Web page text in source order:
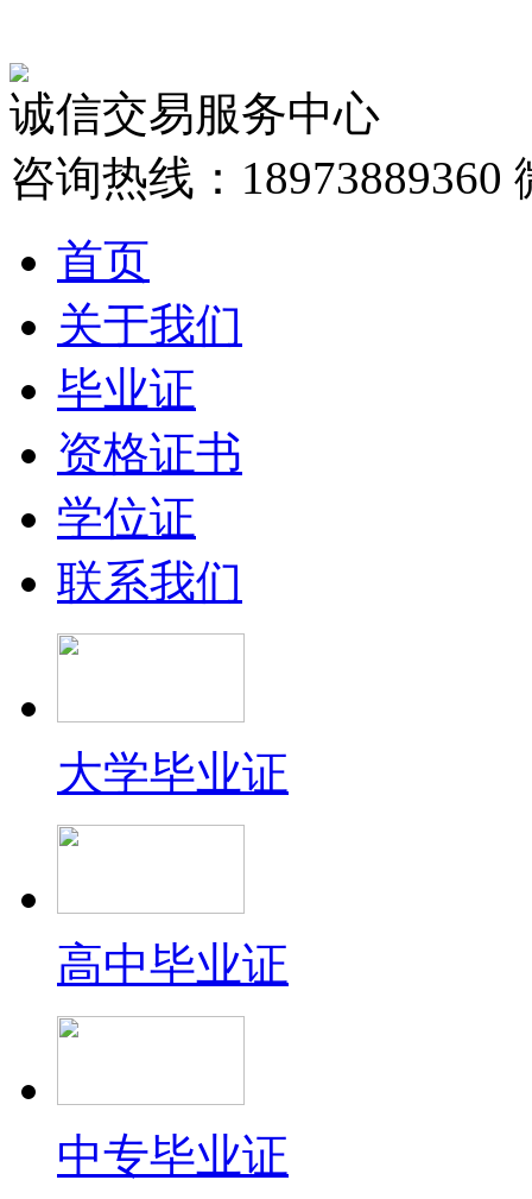
诚信交易服务中心
咨询热线：18973889360
首页
关于我们
毕业证
资格证书
学位证
联系我们
大学毕业证
高中毕业证
中专毕业证